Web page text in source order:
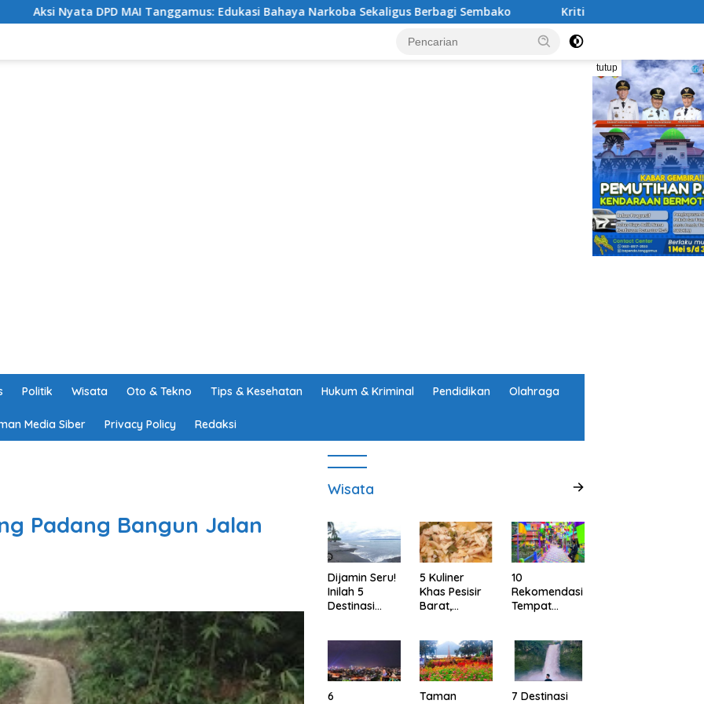
MAI Tanggamus: Edukasi Bahaya Narkoba Sekaligus Berbagi Sembako Kritik Tajam Sekda Tanggamus: Tukin Besar,
tutup
Politik Wisata Oto & Tekno Tips & Kesehatan Hukum & Kriminal Pendidikan Olahraga
Media Siber Privacy Policy Redaksi
Padang Bangun Jalan
Wisata
Dijamin Seru!
Inilah 5
Destinasi
Lampung
5 Kuliner
Khas Pesisir
Barat,
Kamu Coba,
Dijamin Enak
10
Rekomendasi
Tempat
Ikonik di
Semarang
untuk Liburan
di Akhir
6
Taman
7 Destinasi